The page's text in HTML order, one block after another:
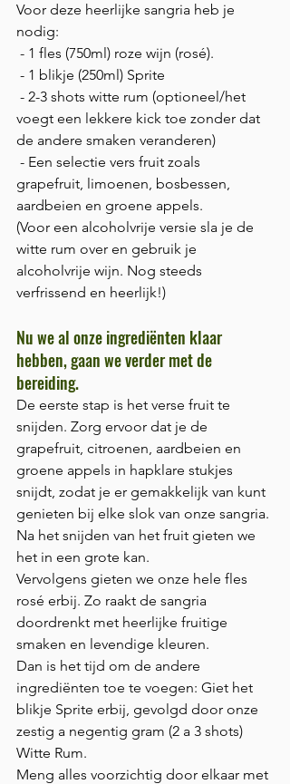
Voor deze heerlijke sangria heb je
nodig:
- 1 fles (750ml) roze wijn (rosé).
- 1 blikje (250ml) Sprite
- 2-3 shots witte rum (optioneel/het
voegt een lekkere kick toe zonder dat
de andere smaken veranderen)
- Een selectie vers fruit zoals
grapefruit, limoenen, bosbessen,
aardbeien en groene appels.
(Voor een alcoholvrije versie sla je de
witte rum over en gebruik je
alcoholvrije wijn. Nog steeds
verfrissend en heerlijk!)
Nu we al onze ingrediënten klaar
hebben, gaan we verder met de
bereiding.
De eerste stap is het verse fruit te
snijden. Zorg ervoor dat je de
grapefruit, citroenen, aardbeien en
groene appels in hapklare stukjes
snijdt, zodat je er gemakkelijk van kunt
genieten bij elke slok van onze sangria.
Na het snijden van het fruit gieten we
het in een grote kan.
Vervolgens gieten we onze hele fles
rosé erbij. Zo raakt de sangria
doordrenkt met heerlijke fruitige
smaken en levendige kleuren.
Dan is het tijd om de andere
ingrediënten toe te voegen: Giet het
blikje Sprite erbij, gevolgd door onze
zestig a negentig gram (2 a 3 shots)
Witte Rum.
Meng alles voorzichtig door elkaar met